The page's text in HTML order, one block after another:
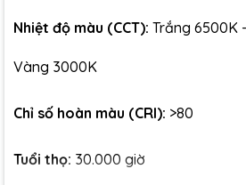
Nhiệt độ màu (CCT): Trắng 6500K
Vàng 3000K
Chỉ số hoàn màu (CRI): >80
Tuổi thọ: 30.000 giờ